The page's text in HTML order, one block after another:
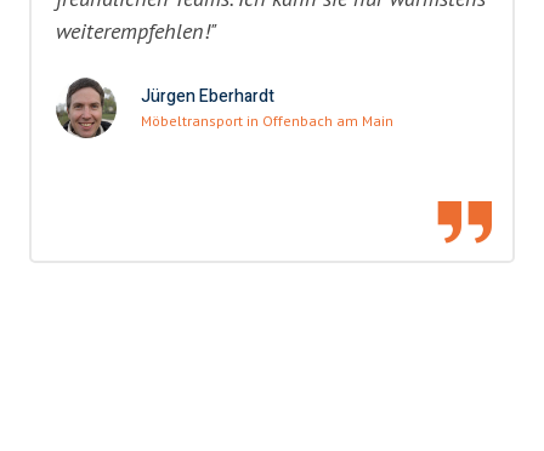
weiterempfehlen!"
Jürgen Eberhardt
Möbeltransport in Offenbach am Main